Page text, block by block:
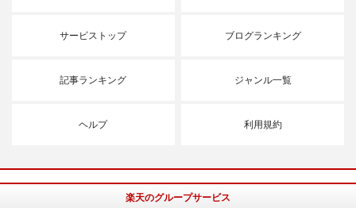
サービストップ ブログランキング
記事ランキング ジャンル一覧
ヘルプ 利用規約
楽天のグループサービス